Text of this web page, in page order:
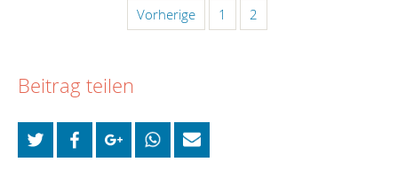
Vorherige 1 2
Beitrag teilen